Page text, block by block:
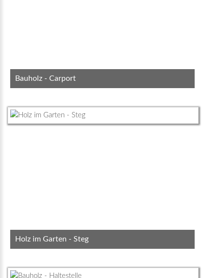
Bauholz - Carport
Holz im Garten - Steg